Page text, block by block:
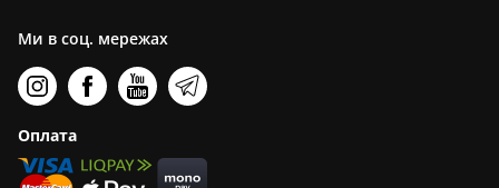
Ми в соц. мережах
Оплата